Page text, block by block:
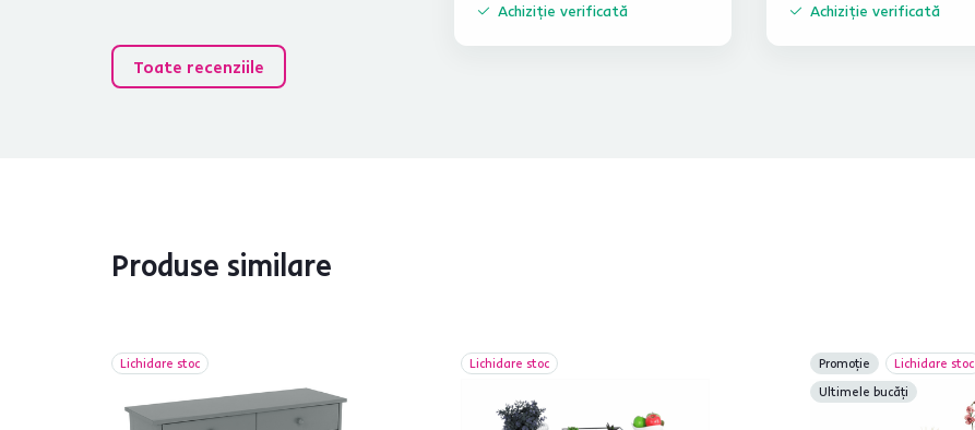
Toate recenziile
Achiziție verificată Achiziție verificată
Produse similare
Lichidare stoc Lichidare stoc Promoție
Lichidare stoc
Ultimele bucăți